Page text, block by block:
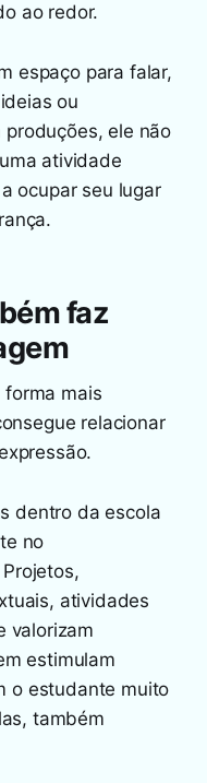
ao redor.
espaço para falar,
ou
ele não
atividade
ocupar seu lugar
faz
mais
relacionar
dentro da escola
no
atividades
valorizam
estimulam
o estudante muito
também